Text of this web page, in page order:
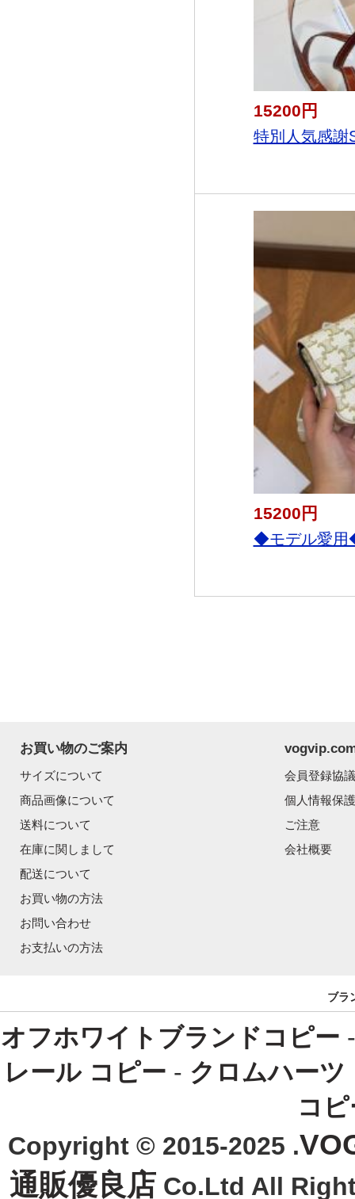
15200円
特別人気感
15200円
◆モデル愛用
お買い物のご案内
サイズについて
商品画像について
送料について
在庫に関しまして
配送について
お買い物の方法
お問い合わせ
お支払いの方法
会員登録協
個人情報保
ご注意
会社概要
ブラ
オフホワイトブランドコピー
レール コピー - クロムハーツ
コ
Copyright © 2015-2025 .
通販優良店 Co.Ltd All